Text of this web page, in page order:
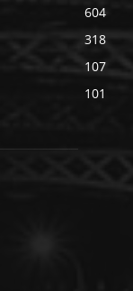
604
318
107
101